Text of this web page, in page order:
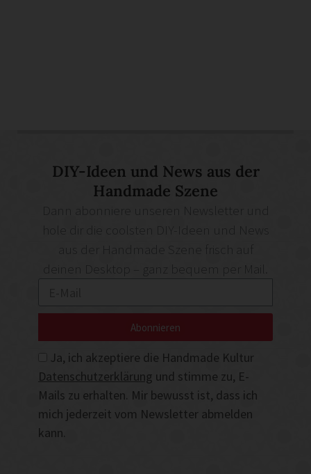
DIY-Ideen und News aus der
Handmade Szene
deinen Desktop – ganz bequem per Mail.
Ja, ich akzeptiere die Handmade Kultur
Datenschutzerklärung und stimme zu, E-
Mails zu erhalten. Mir bewusst ist, dass ich
mich jederzeit vom Newsletter abmelden
kann.
Abonnieren